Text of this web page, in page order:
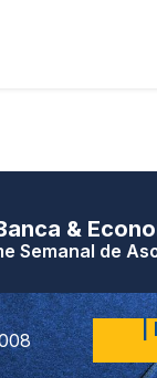
&
Semanal de